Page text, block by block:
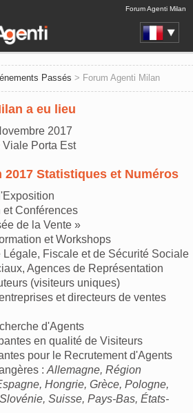
Forum Agenti Milan
Passés > Forum Agenti Milan
a eu lieu
2017
Porta Est
2017 Statistiques et Numéros
Conférences
de la Vente »
et Workshops
Fiscale et de Sécurité Sociale
Agences de Représentation
(visiteurs uniques)
et directeurs de ventes
d'Agents
en qualité de Visiteurs
pour le Recrutement d'Agents
:Allemagne, Région
Hongrie, Grèce, Pologne,
Suisse, Pays-Bas, États-